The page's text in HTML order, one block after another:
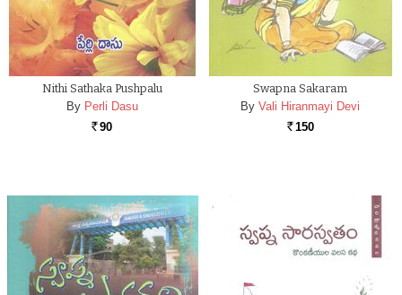
Nithi Sathaka Pushpalu
By Perli Dasu
Rs. 90
Swapna Sakaram
By Vali Hiranmayi Devi
Rs. 150